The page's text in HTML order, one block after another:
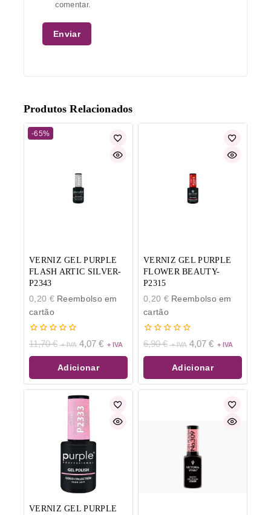
comentar.
Produtos Relacionados
-65%
VERNIZ GEL PURPLE
FLASH ARTIC SILVER-
P2343
0,20 €Reembolso em
cartão
0
de
5
11,70€ 4,07 €
Adicionar
VERNIZ GEL PURPLE
FLOWER BEAUTY-
P2315
0,20 €Reembolso em
cartão
0
de
5
6,90€ 4,07 €
Adicionar
VERNIZ GEL PURPLE